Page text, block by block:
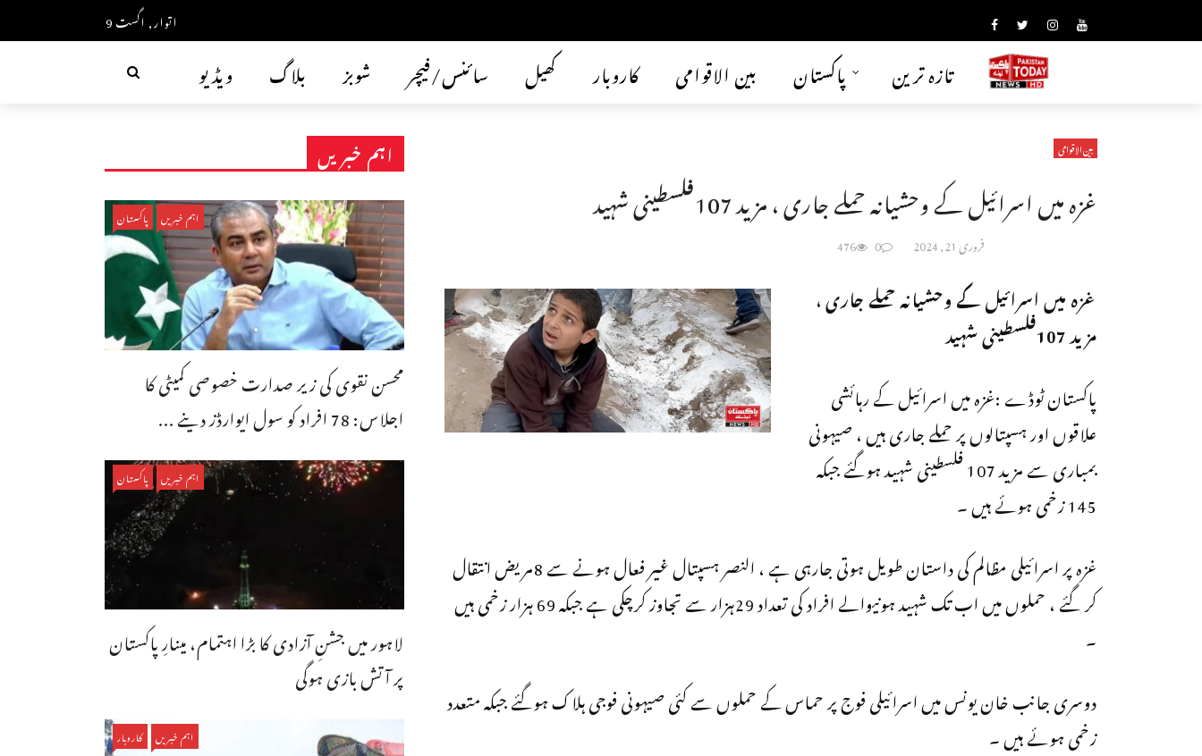
اتوار, اگست 9
ویڈیو بلاگ شوبز سائنس/فیچر کھیل کاروبار بین الاقوامی پاکستان تازہ ترین
بین الاقوامی
غزہ میں اسرائیل کے وحشیانہ حملے جاری ، مزید 107فلسطینی شہید
فروری 21, 2024 0
476
غزہ میں اسرائیل کے وحشیانہ حملے جاری ،
مزید 107فلسطینی شہید
پاکستان ٹوڈے :غزہ میں اسرائیل کے رہائشی
علاقوں اور ہسپتالوں پر حملے جاری ہیں ، صیہونی
بمباری سے مزید 107 فلسطینی شہید ہوگئے جبکہ
145 زخمی ہوئے ہیں ۔
غزہ پر اسرائیلی مظالم کی داستان طویل ہوتی جارہی ہے ، النصر ہسپتال غیر فعال ہونے سے 8مریض انتقال
کر گئے ، حملوں میں اب تک شہید ہونیوالے افراد کی تعداد 29ہزار سے تجاوز کرچکی ہے جبکہ 69 ہزار زخمی ہیں
۔
دوسری جانب خان یونس میں اسرائیلی فوج پر حماس کے حملوں سے کئی صیہونی فوجی ہلاک ہوگئے جبکہ متعدد
زخمی ہوئے ہیں ۔
اہم خبریں
اہم خبریں پاکستان
محسن نقوی کی زیر صدارت خصوصی کمیٹی کا
اجلاس: 78 افراد کو سول ایوارڈز دینے ...
اہم خبریں پاکستان
لاہور میں جشنِ آزادی کا بڑا اہتمام، مینارِ پاکستان
پر آتش بازی ہوگی
اہم خبریں کاروبار